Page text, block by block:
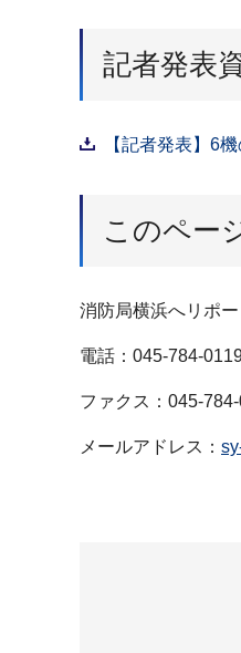
記者発表
【記者発表】6
このペー
消防局横浜へリポ
電話：045-784-
ファクス：045-
メールアドレス：